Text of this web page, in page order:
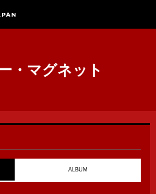
・マグネット
ALBUM